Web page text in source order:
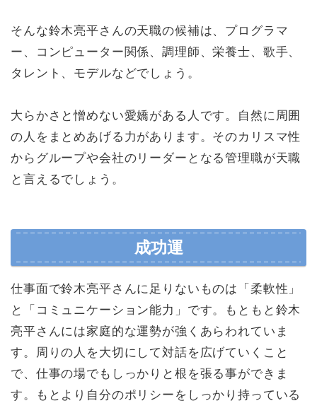
そんな鈴木亮平さんの天職の候補は、プログラマ
ー、コンピューター関係、調理師、栄養士、歌手、
タレント、モデルなどでしょう。
大らかさと憎めない愛嬌がある人です。自然に周囲
の人をまとめあげる力があります。そのカリスマ性
からグループや会社のリーダーとなる管理職が天職
と言えるでしょう。
成功運
仕事面で鈴木亮平さんに足りないものは「柔軟性」
と「コミュニケーション能力」です。もともと鈴木
亮平さんには家庭的な運勢が強くあらわれていま
す。周りの人を大切にして対話を広げていくこと
で、仕事の場でもしっかりと根を張る事ができま
す。もとより自分のポリシーをしっかり持っている